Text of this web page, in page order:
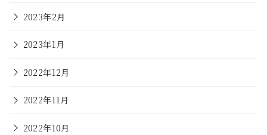
2023年2月
2023年1月
2022年12月
2022年11月
2022年10月